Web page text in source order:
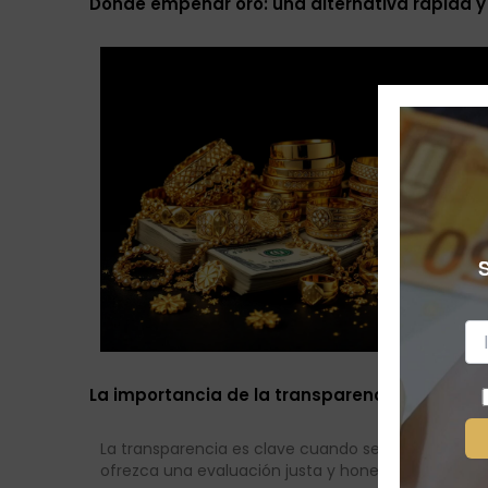
La importancia de la transparencia en la
La transparencia es clave cuando se trata de
ofrezca una evaluación justa y honesta de tus